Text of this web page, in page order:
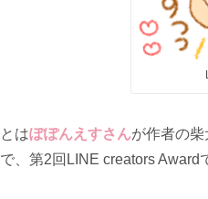
はぽぽんえすさんが作者の
、第2回LINE creators Award